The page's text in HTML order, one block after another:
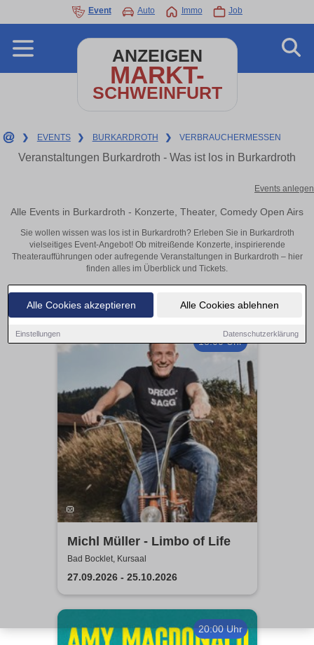
Alle Cookies akzeptieren Alle Cookies ablehnen
Einstellungen Datenschutzerklärung
Event Auto Immo Job
ANZEIGEN
MARKT-
SCHWEINFURT
❯ EVENTS ❯ BURKARDROTH ❯ VERBRAUCHERMESSEN
Veranstaltungen Burkardroth - Was ist los in Burkardroth
Events anlegen
Alle Events in Burkardroth - Konzerte, Theater, Comedy Open Airs
Sie wollen wissen was los ist in Burkardroth? Erleben Sie in Burkardroth
vielseitiges Event-Angebot! Ob mitreißende Konzerte, inspirierende
Theateraufführungen oder aufregende Veranstaltungen in Burkardroth – hier
finden alles im Überblick und Tickets.
18:00 Uhr
Michl Müller - Limbo of Life
Bad Bocklet, Kursaal
27.09.2026 - 25.10.2026
20:00 Uhr